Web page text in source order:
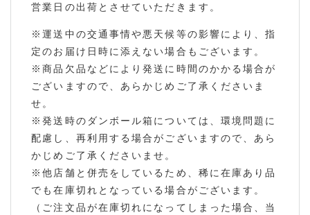
営業日の出荷とさせていただきます。
※運送中の交通事情や悪天候等の影響により、指
定のお届け日時に添えない場合もございます。
※商品欠品などにより発送に時間のかかる場合が
ございますので、あらかじめご了承くださいま
せ。
※発送時のダンボール箱については、環境問題に
配慮し、再利用する場合がございますので、あら
かじめご了承くださいませ。
※他店舗と併売をしているため、稀に在庫あり品
でも在庫切れとなっている場合がございます。
（ご注文品が在庫切れになってしまった場合、当